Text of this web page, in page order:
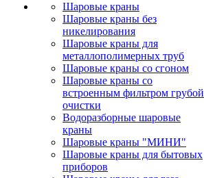
Шаровые краны
Шаровые краны без
никелирования
Шаровые краны для
металлополимерных труб
Шаровые краны со сгоном
Шаровые краны со
встроенным фильтром грубой
очистки
Водоразборные шаровые
краны
Шаровые краны "МИНИ"
Шаровые краны для бытовых
приборов